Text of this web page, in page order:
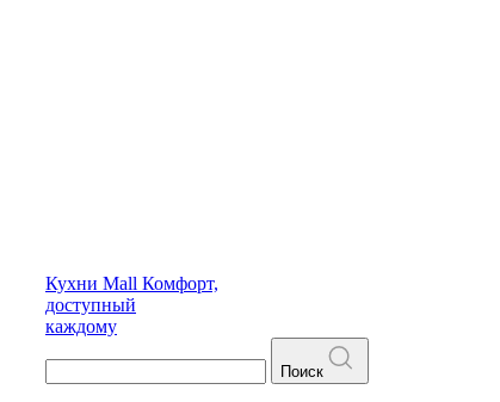
Кухни Mall Комфорт,
доступный
каждому
Поиск